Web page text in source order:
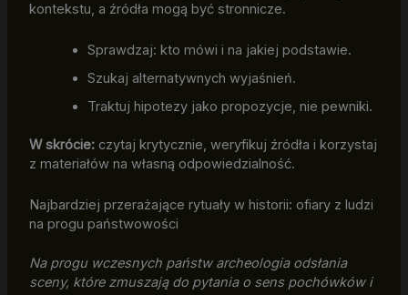
kontekstu, a źródła mogą być stronnicze.
Sprawdzaj: kto mówi i na jakiej podstawie.
Szukaj alternatywnych wyjaśnień.
Traktuj hipotezy jako propozycje, nie pewniki.
W skrócie:czytaj krytycznie, weryfikuj źródła i korzystaj
z materiałów na własną odpowiedzialność.
Najbardziej przerażające rytuały w historii: ofiary z ludzi
na progu państwowości
Na progu wczesnych państw archeologia odsłania
sceny, które zmuszają do pytania o sens pochówków i